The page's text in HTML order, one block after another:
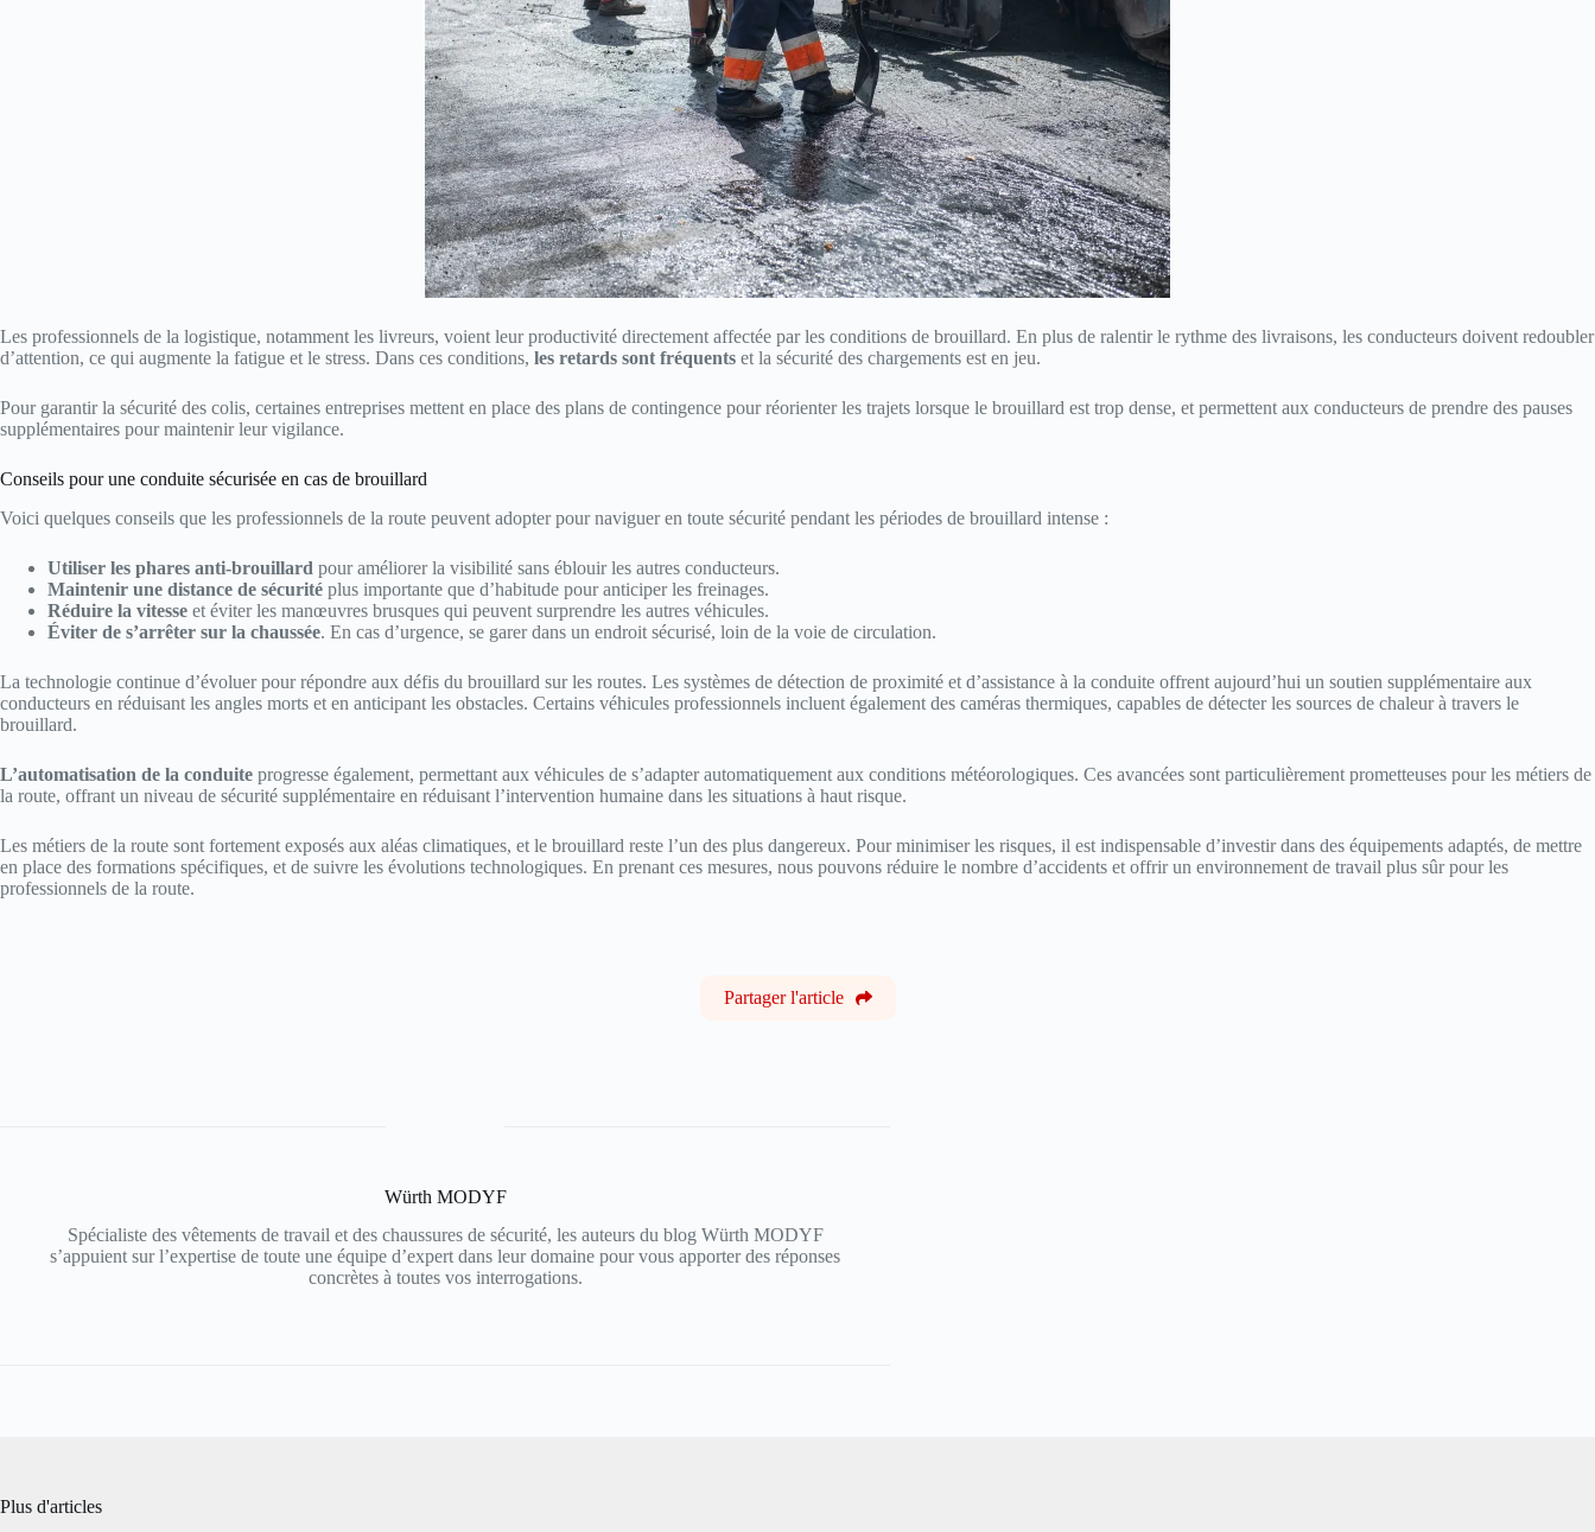
Les professionnels de la logistique, notamment les livreurs, voient leur productivité directement affectée par les conditions de brouillard. En plus de ralentir le rythme des livraisons, les conducteurs doivent redoubler
d’attention, ce qui augmente la fatigue et le stress. Dans ces conditions, les retards sont fréquents et la sécurité des chargements est en jeu.
Pour garantir la sécurité des colis, certaines entreprises mettent en place des plans de contingence pour réorienter les trajets lorsque le brouillard est trop dense, et permettent aux conducteurs de prendre des pauses
supplémentaires pour maintenir leur vigilance.
Conseils pour une conduite sécurisée en cas de brouillard
Voici quelques conseils que les professionnels de la route peuvent adopter pour naviguer en toute sécurité pendant les périodes de brouillard intense :
Utiliser les phares anti-brouillard pour améliorer la visibilité sans éblouir les autres conducteurs.
Maintenir une distance de sécurité plus importante que d’habitude pour anticiper les freinages.
Réduire la vitesse et éviter les manœuvres brusques qui peuvent surprendre les autres véhicules.
Éviter de s’arrêter sur la chaussée. En cas d’urgence, se garer dans un endroit sécurisé, loin de la voie de circulation.
La technologie continue d’évoluer pour répondre aux défis du brouillard sur les routes. Les systèmes de détection de proximité et d’assistance à la conduite offrent aujourd’hui un soutien supplémentaire aux
conducteurs en réduisant les angles morts et en anticipant les obstacles. Certains véhicules professionnels incluent également des caméras thermiques, capables de détecter les sources de chaleur à travers le
brouillard.
L’automatisation de la conduite progresse également, permettant aux véhicules de s’adapter automatiquement aux conditions météorologiques. Ces avancées sont particulièrement prometteuses pour les métiers de
la route, offrant un niveau de sécurité supplémentaire en réduisant l’intervention humaine dans les situations à haut risque.
Les métiers de la route sont fortement exposés aux aléas climatiques, et le brouillard reste l’un des plus dangereux. Pour minimiser les risques, il est indispensable d’investir dans des équipements adaptés, de mettre
en place des formations spécifiques, et de suivre les évolutions technologiques. En prenant ces mesures, nous pouvons réduire le nombre d’accidents et offrir un environnement de travail plus sûr pour les
professionnels de la route.
Partager l'article
Würth MODYF
Spécialiste des vêtements de travail et des chaussures de sécurité, les auteurs du blog Würth MODYF
s’appuient sur l’expertise de toute une équipe d’expert dans leur domaine pour vous apporter des réponses
concrètes à toutes vos interrogations.
Plus d'articles